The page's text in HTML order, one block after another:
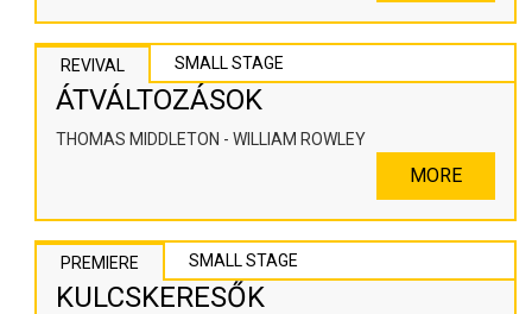
REVIVAL SMALL STAGE
ÁTVÁLTOZÁSOK
THOMAS MIDDLETON - WILLIAM ROWLEY
MORE
PREMIERE SMALL STAGE
KULCSKERESŐK